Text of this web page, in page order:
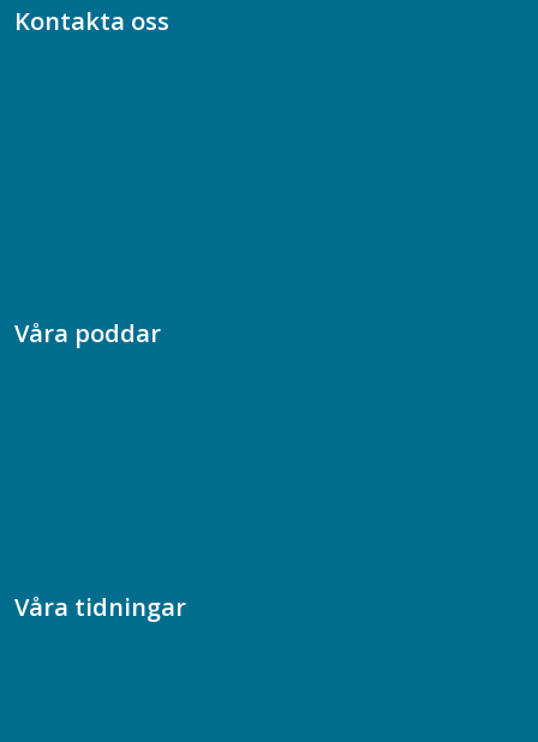
Kontakta oss
Våra poddar
Våra tidningar